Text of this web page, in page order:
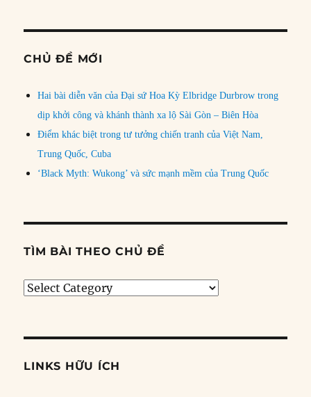
CHỦ ĐỀ MỚI
Hai bài diễn văn của Đại sứ Hoa Kỳ Elbridge Durbrow trong
dịp khởi công và khánh thành xa lộ Sài Gòn – Biên Hòa
Điểm khác biệt trong tư tưởng chiến tranh của Việt Nam,
Trung Quốc, Cuba
‘Black Myth: Wukong’ và sức mạnh mềm của Trung Quốc
TÌM BÀI THEO CHỦ ĐỀ
Tìm
đề
LINKS HỮU ÍCH